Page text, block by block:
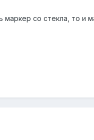
со стекла, то и